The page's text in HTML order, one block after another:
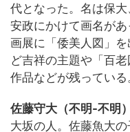
代となった。名は保
安政にかけて画名が
画展に「倭美人図」
ど吉祥の主題や「百
作品などが残っている
佐藤守大（不明-不明
大坂の人。佐藤魚大